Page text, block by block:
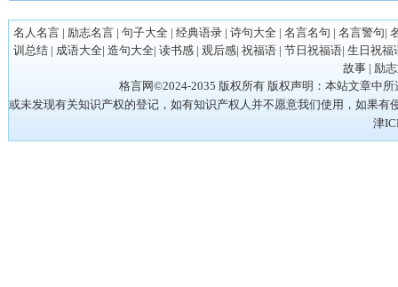
名人名言| 励志名言| 句子大全| 经典语录| 诗句大全| 名言名句 | 名言警句|
训总结| 成语大全| 造句大全| 读书感| 观后感| 祝福语| 节日祝福语| 生日祝福
故事| 励
格言网©2024-2035 版权所有 版权声明：本站文章中
或未发现有关知识产权的登记，如有知识产权人并不愿意我们使用，如果有
津